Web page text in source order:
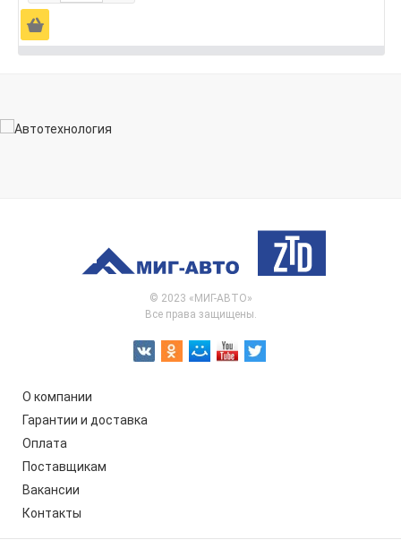
Ä
© 2023 «МИГ-АВТО»
Все права защищены.
О компании
Гарантии и доставка
Оплата
Поставщикам
Вакансии
Контакты